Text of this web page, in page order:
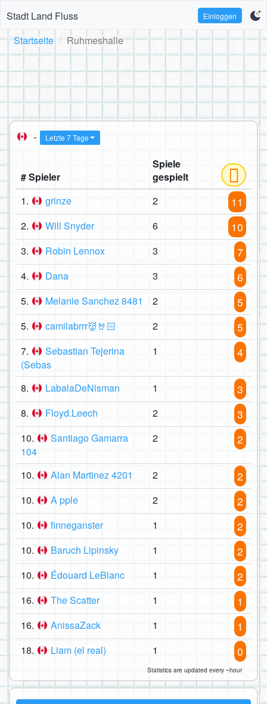
Stadt Land Fluss Einloggen
Startseite Ruhmeshalle
- Letzte 7 Tage
# Spieler
Spiele
gespielt
1.
grinze 2 11
2. Will Snyder 6 10
3. Robin Lennox 3 7
4. Dana 3 6
5. Melanie Sanchez 8481 2 5
5. camilabrrr👹🤘🏻 2 5
7.
Sebastian Tejerina
(Sebas
1 4
8. LabalaDeNisman 1 3
8. Floyd.Leech 2 3
10.
Santiago Gamarra
104
2 2
10. Alan Martinez 4201 2 2
10. A pple 2 2
10. finneganster 1 2
10. Baruch Lipinsky 1 2
10. Édouard LeBlanc 1 2
16. The Scatter 1 1
16. AnissaZack 1 1
18. Liam (el real) 1 0
Statistics are updated every ~hour